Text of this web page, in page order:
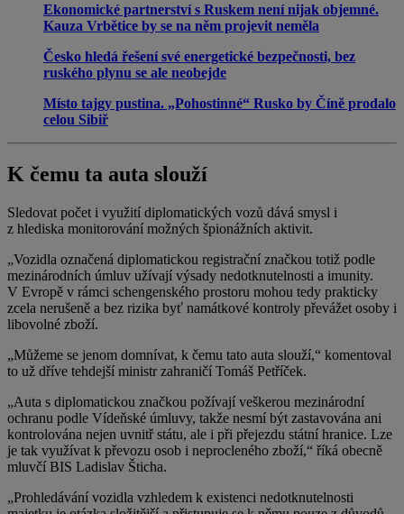
Ekonomické partnerství s Ruskem není nijak objemné.
Kauza Vrbětice by se na něm projevit neměla
Česko hledá řešení své energetické bezpečnosti, bez
ruského plynu se ale neobejde
Místo tajgy pustina. „Pohostinné“ Rusko by Číně prodalo
celou Sibiř
K čemu ta auta slouží
Sledovat počet i využití diplomatických vozů dává smysl i
z hlediska monitorování možných špionážních aktivit.
„Vozidla označená diplomatickou registrační značkou totiž podle
mezinárodních úmluv užívají výsady nedotknutelnosti a imunity.
V Evropě v rámci schengenského prostoru mohou tedy prakticky
zcela nerušeně a bez rizika byť namátkové kontroly převážet osoby i
libovolné zboží.
„Můžeme se jenom domnívat, k čemu tato auta slouží,“ komentoval
to už dříve tehdejší ministr zahraničí Tomáš Petříček.
„Auta s diplomatickou značkou požívají veškerou mezinárodní
ochranu podle Vídeňské úmluvy, takže nesmí být zastavována ani
kontrolována nejen uvnitř státu, ale i při přejezdu státní hranice. Lze
je tak využívat k převozu osob i neprocleného zboží,“ říká obecně
mluvčí BIS Ladislav Šticha.
„Prohledávání vozidla vzhledem k existenci nedotknutelnosti